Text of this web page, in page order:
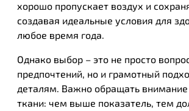
хорошо пропускает воздух и
создавая идеальные условия для
любое время года.
Однако выбор – это не просто
предпочтений, но и грамотный
деталям. Важно обращать внимание
ткани: чем выше показатель, тем